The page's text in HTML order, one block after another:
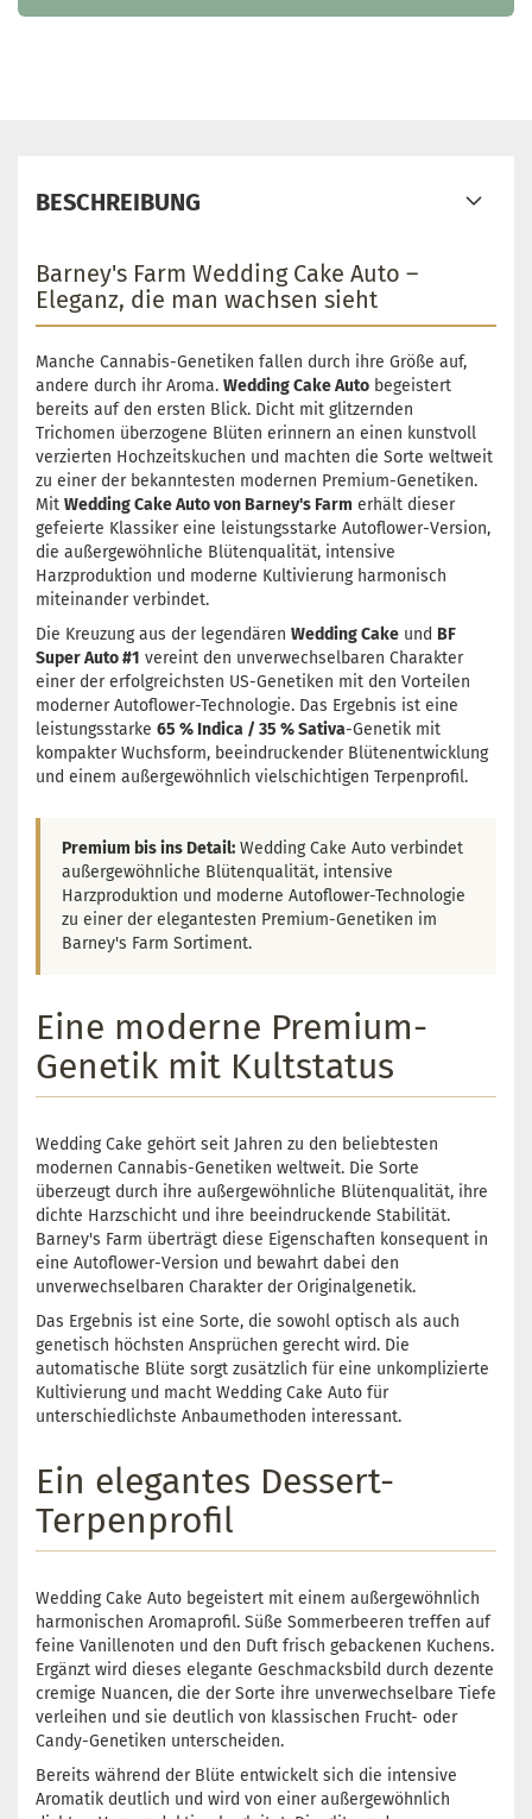
BESCHREIBUNG
Barney's Farm Wedding Cake Auto –
Eleganz, die man wachsen sieht
Manche Cannabis-Genetiken fallen durch ihre Größe auf,
andere durch ihr Aroma. Wedding Cake Auto begeistert
bereits auf den ersten Blick. Dicht mit glitzernden
Trichomen überzogene Blüten erinnern an einen kunstvoll
verzierten Hochzeitskuchen und machten die Sorte weltweit
zu einer der bekanntesten modernen Premium-Genetiken.
Mit Wedding Cake Auto von Barney's Farm erhält dieser
gefeierte Klassiker eine leistungsstarke Autoflower-Version,
die außergewöhnliche Blütenqualität, intensive
Harzproduktion und moderne Kultivierung harmonisch
miteinander verbindet.
Die Kreuzung aus der legendären Wedding Cake und BF
Super Auto #1 vereint den unverwechselbaren Charakter
einer der erfolgreichsten US-Genetiken mit den Vorteilen
moderner Autoflower-Technologie. Das Ergebnis ist eine
leistungsstarke 65 % Indica / 35 % Sativa-Genetik mit
kompakter Wuchsform, beeindruckender Blütenentwicklung
und einem außergewöhnlich vielschichtigen Terpenprofil.
Premium bis ins Detail: Wedding Cake Auto verbindet
außergewöhnliche Blütenqualität, intensive
Harzproduktion und moderne Autoflower-Technologie
zu einer der elegantesten Premium-Genetiken im
Barney's Farm Sortiment.
Eine moderne Premium-
Genetik mit Kultstatus
Wedding Cake gehört seit Jahren zu den beliebtesten
modernen Cannabis-Genetiken weltweit. Die Sorte
überzeugt durch ihre außergewöhnliche Blütenqualität, ihre
dichte Harzschicht und ihre beeindruckende Stabilität.
Barney's Farm überträgt diese Eigenschaften konsequent in
eine Autoflower-Version und bewahrt dabei den
unverwechselbaren Charakter der Originalgenetik.
Das Ergebnis ist eine Sorte, die sowohl optisch als auch
genetisch höchsten Ansprüchen gerecht wird. Die
automatische Blüte sorgt zusätzlich für eine unkomplizierte
Kultivierung und macht Wedding Cake Auto für
unterschiedlichste Anbaumethoden interessant.
Ein elegantes Dessert-
Terpenprofil
Wedding Cake Auto begeistert mit einem außergewöhnlich
harmonischen Aromaprofil. Süße Sommerbeeren treffen auf
feine Vanillenoten und den Duft frisch gebackenen Kuchens.
Ergänzt wird dieses elegante Geschmacksbild durch dezente
cremige Nuancen, die der Sorte ihre unverwechselbare Tiefe
verleihen und sie deutlich von klassischen Frucht- oder
Candy-Genetiken unterscheiden.
Bereits während der Blüte entwickelt sich die intensive
Aromatik deutlich und wird von einer außergewöhnlich